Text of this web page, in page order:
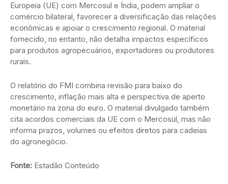
Europeia (UE) com Mercosul e Índia, podem ampliar o
comércio bilateral, favorecer a diversificação das relações
econômicas e apoiar o crescimento regional. O material
fornecido, no entanto, não detalha impactos específicos
para produtos agropecuários, exportadores ou produtores
rurais.
O relatório do FMI combina revisão para baixo do
crescimento, inflação mais alta e perspectiva de aperto
monetário na zona do euro. O material divulgado também
cita acordos comerciais da UE com o Mercosul, mas não
informa prazos, volumes ou efeitos diretos para cadeias
do agronegócio.
Fonte: Estadão Conteúdo